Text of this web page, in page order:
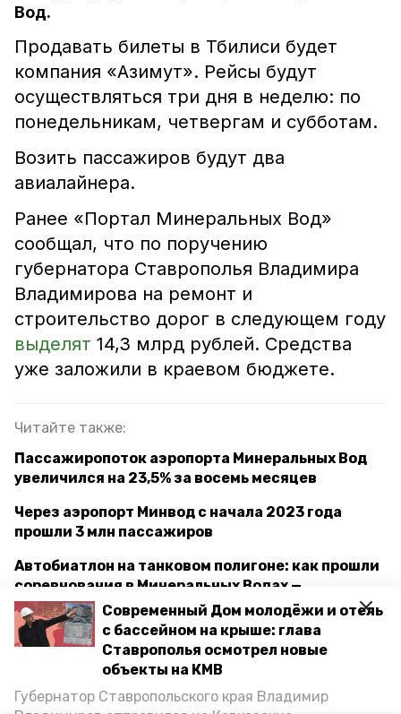
Современный Дом молодёжи и отель
с бассейном на крыше: глава
Ставрополья осмотрел новые
объекты на КМВ
Губернатор Ставропольского края Владимир
Вод.
Продавать билеты в Тбилиси будет
компания «Азимут». Рейсы будут
осуществляться три дня в неделю: по
понедельникам, четвергам и субботам.
Возить пассажиров будут два
авиалайнера.
Ранее «Портал Минеральных Вод»
сообщал, что по поручению
губернатора Ставрополья Владимира
Владимирова на ремонт и
строительство дорог в следующем году
выделят 14,3 млрд рублей. Средства
уже заложили в краевом бюджете.
Читайте также:
Пассажиропоток аэропорта Минеральных Вод
увеличился на 23,5% за восемь месяцев
Через аэропорт Минвод с начала 2023 года
прошли 3 млн пассажиров
Автобиатлон на танковом полигоне: как прошли
соревнования в Минеральных Водах —
фоторепортаж
Губернатор Ставрополья посетил
Антрацитовский район ЛНР с рабочим визитом